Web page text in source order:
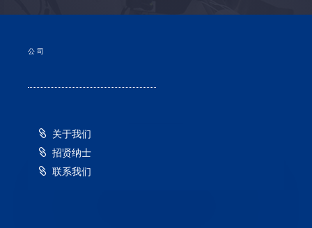
公司
关于我们
招贤纳士
联系我们